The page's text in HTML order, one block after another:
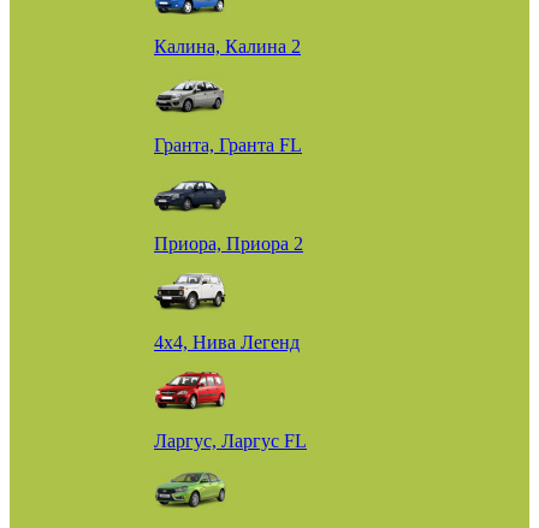
Калина, Калина 2
Гранта, Гранта FL
Приора, Приора 2
4х4, Нива Легенд
Ларгус, Ларгус FL